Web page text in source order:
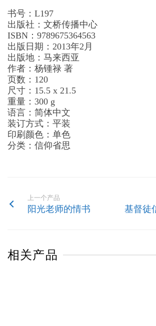
书号：L197
出版社：文桥传播中心
ISBN：9789675364563
出版日期：2013年2月
出版地：马来西亚
作者：杨锺禄 著
页数：120
尺寸：15.5 x 21.5
重量：300 g
语言：简体中文
装订方式：平装
印刷颜色：单色
分类：信仰省思
上一个产品
阳光老师的情书 基督徒
相关产品